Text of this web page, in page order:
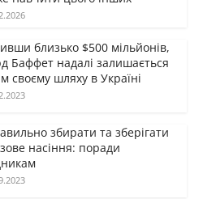
близько $500 мільйонів,
Баффет надалі залишається
своєму шляху в Україні
збирати та зберігати
насіння: поради